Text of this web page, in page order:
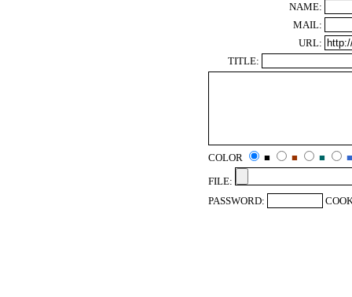
NAME:
MAIL:
URL:
TITLE:
COLOR ■ ■ ■
■
FILE:
PASSWORD: